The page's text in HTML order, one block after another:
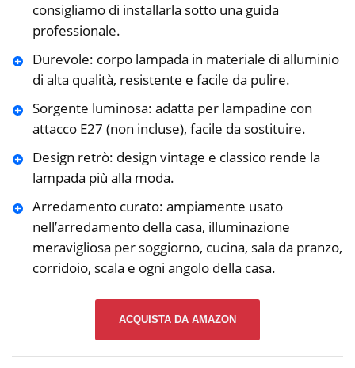
consigliamo di installarla sotto una guida
professionale.
Durevole: corpo lampada in materiale di alluminio
di alta qualità, resistente e facile da pulire.
Sorgente luminosa: adatta per lampadine con
attacco E27 (non incluse), facile da sostituire.
Design retrò: design vintage e classico rende la
lampada più alla moda.
Arredamento curato: ampiamente usato
nell’arredamento della casa, illuminazione
meravigliosa per soggiorno, cucina, sala da pranzo,
corridoio, scala e ogni angolo della casa.
ACQUISTA DA AMAZON